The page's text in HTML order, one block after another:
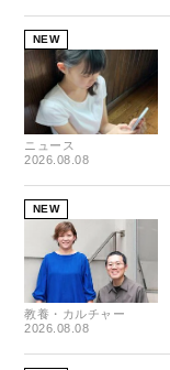
NEW
ニュース
2026.08.08
NEW
教養・カルチャー
2026.08.08